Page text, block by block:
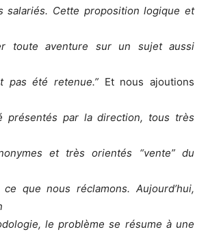
salariés. Cette proposition logique et
toute aventure sur un sujet aussi
pas été retenue.” Et nous ajoutions
présentés par la direction, tous très
et très orientés “vente” du
que nous réclamons. Aujourd’hui,
le problème se résume à une